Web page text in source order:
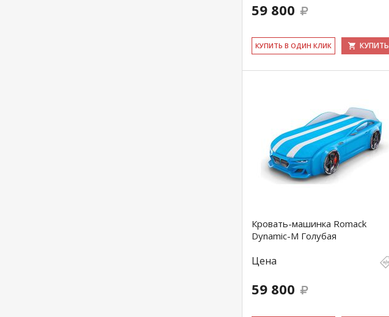
59 800
КУ­ПИТЬ В ОДИН КЛИК КУПИТЬ
Кровать-машинка Romack
Dynamic-M Голубая
Цена
59 800